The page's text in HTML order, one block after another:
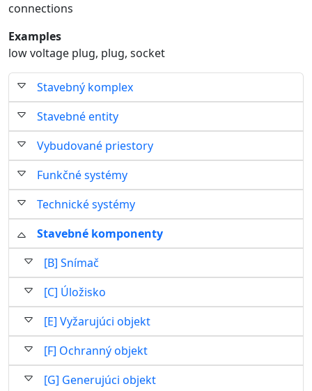
Stavebný komplex
Stavebné entity
Vybudované priestory
Funkčné systémy
Technické systémy
Stavebné komponenty
[B] Snímač
[C] Úložisko
[E] Vyžarujúci objekt
[F] Ochranný objekt
[G] Generujúci objekt
connections
Examples
low voltage plug, plug, socket